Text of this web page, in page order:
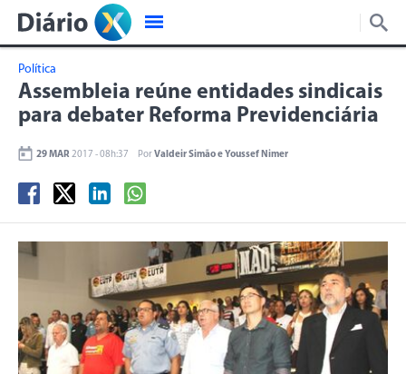
Política
Assembleia reúne entidades sindicais
para debater Reforma Previdenciária
29 MAR 2017 - 08h:37 PorValdeir Simão e Youssef Nimer